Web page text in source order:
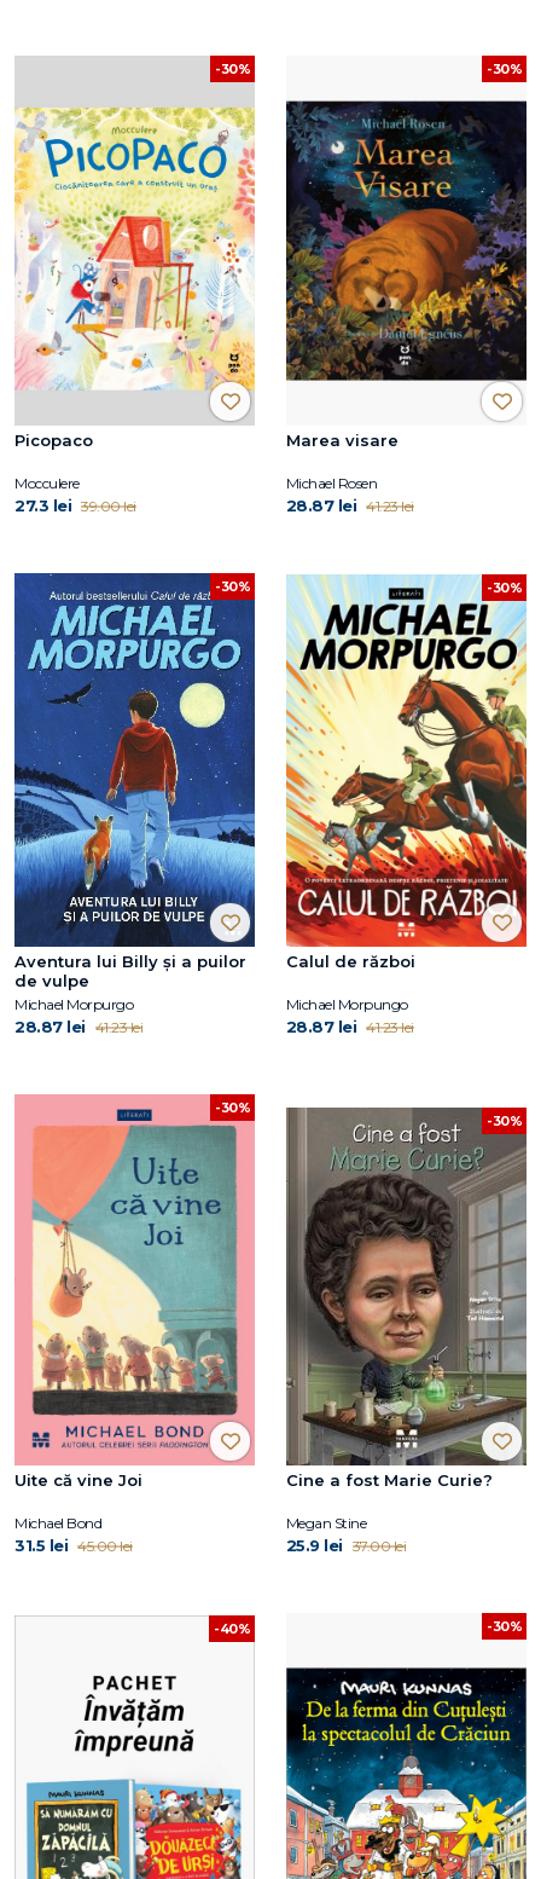
-30%
Picopaco
Mocculere
27.3 lei 39.00 lei
-30%
Marea visare
Michael Rosen
28.87 lei 41.23 lei
-30%
Aventura lui Billy și a puilor
de vulpe
Michael Morpurgo
28.87 lei 41.23 lei
-30%
Calul de război
Michael Morpungo
28.87 lei 41.23 lei
-30%
Uite că vine Joi
Michael Bond
31.5 lei 45.00 lei
-30%
Cine a fost Marie Curie?
Megan Stine
25.9 lei 37.00 lei
-40% -30%